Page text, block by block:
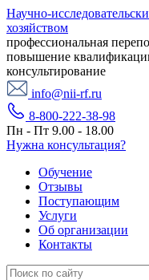
Научно-
хозяйством
профессиональная
повышение
консультирование
info@nii-rf.ru
8-800-222-38-98
Пн - Пт 9.00 - 18.00
Нужна консультация?
Обучение
Отзывы
Поступающим
Услуги
Об организации
Контакты